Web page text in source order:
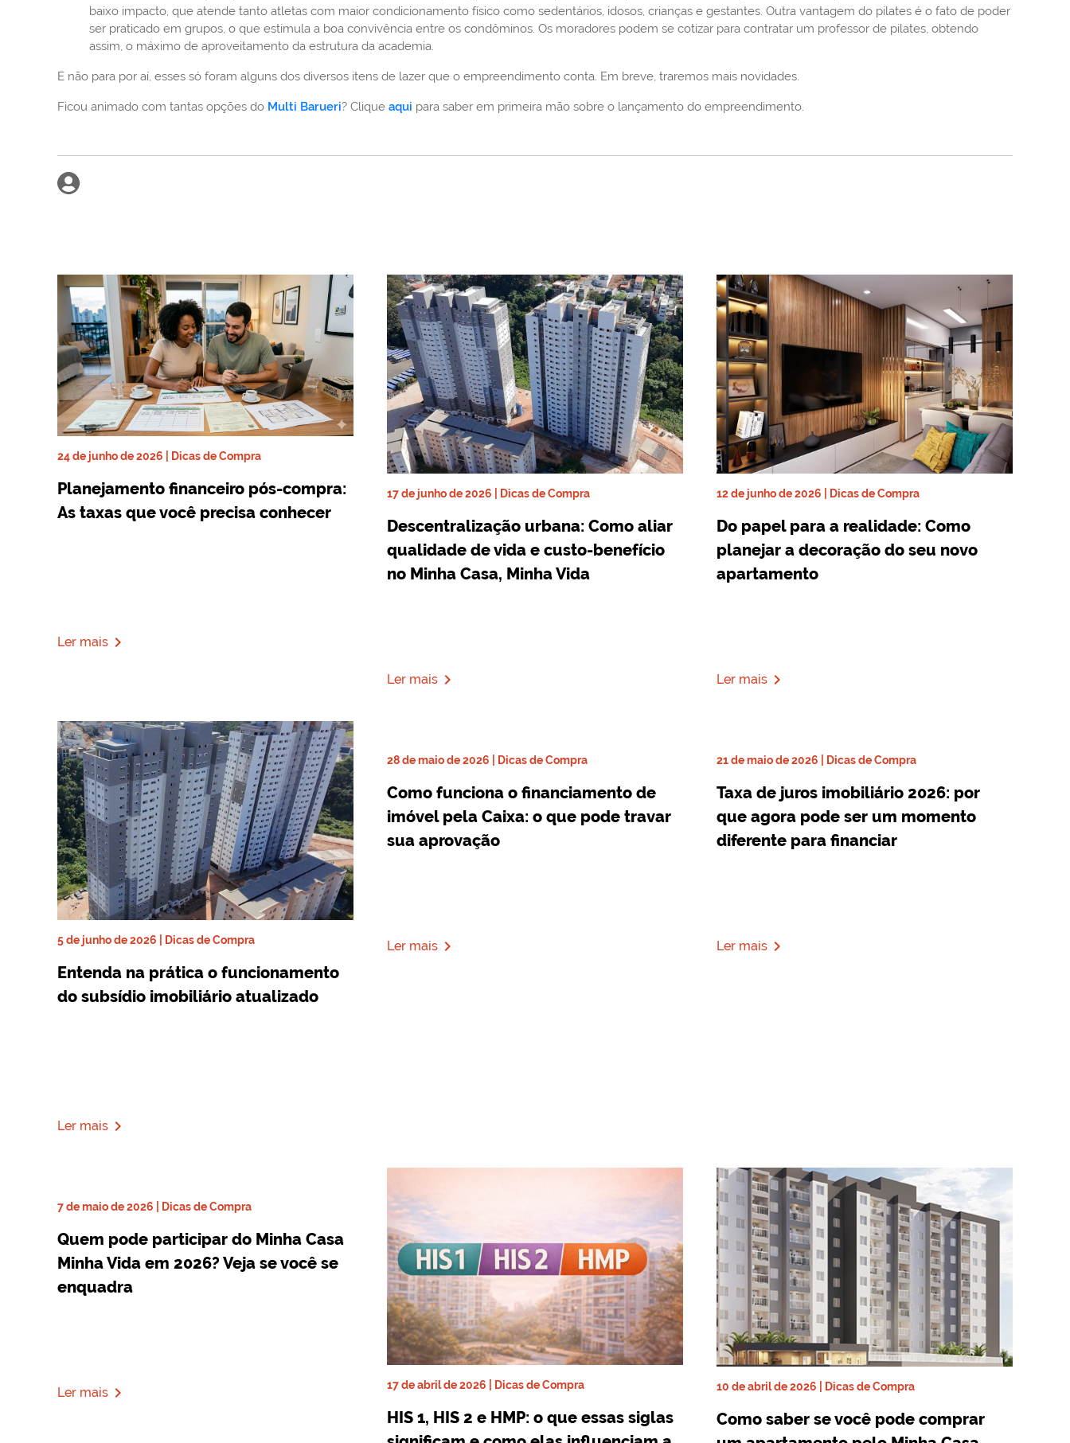
baixo impacto, que atende tanto atletas com maior condicionamento físico como sedentários, idosos, crianças e gestantes. Outra vantagem do pilates é o fato de poder
ser praticado em grupos, o que estimula a boa convivência entre os condôminos. Os moradores podem se cotizar para contratar um professor de pilates, obtendo
assim, o máximo de aproveitamento da estrutura da academia.
E não para por aí, esses só foram alguns dos diversos itens de lazer que o empreendimento conta. Em breve, traremos mais novidades.
Ficou animado com tantas opções do Multi Barueri? Clique aqui para saber em primeira mão sobre o lançamento do empreendimento.
24 de junho de 2026 | Dicas de Compra
Planejamento financeiro pós-compra:
As taxas que você precisa conhecer
Ler mais navigate_next
17 de junho de 2026 | Dicas de Compra
Descentralização urbana: Como aliar
qualidade de vida e custo-benefício
no Minha Casa, Minha Vida
Ler mais navigate_next
12 de junho de 2026 | Dicas de Compra
Do papel para a realidade: Como
planejar a decoração do seu novo
apartamento
Ler mais navigate_next
5 de junho de 2026 | Dicas de Compra
Entenda na prática o funcionamento
do subsídio imobiliário atualizado
Ler mais navigate_next
28 de maio de 2026 | Dicas de Compra
Como funciona o financiamento de
imóvel pela Caixa: o que pode travar
sua aprovação
Ler mais navigate_next
21 de maio de 2026 | Dicas de Compra
Taxa de juros imobiliário 2026: por
que agora pode ser um momento
diferente para financiar
Ler mais navigate_next
7 de maio de 2026 | Dicas de Compra
Quem pode participar do Minha Casa
Minha Vida em 2026? Veja se você se
enquadra
Ler mais navigate_next 17 de abril de 2026 | Dicas de Compra
HIS 1, HIS 2 e HMP: o que essas siglas
10 de abril de 2026 | Dicas de Compra
Como saber se você pode comprar